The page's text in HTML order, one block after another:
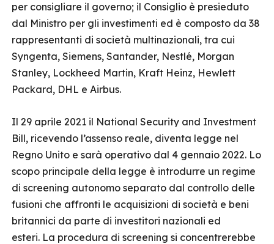
per consigliare il governo; il Consiglio è presieduto
dal Ministro per gli investimenti ed è composto da 38
rappresentanti di società multinazionali, tra cui
Syngenta, Siemens, Santander, Nestlé, Morgan
Stanley, Lockheed Martin, Kraft Heinz, Hewlett
Packard, DHL e Airbus.
Il 29 aprile 2021 il National Security and Investment
Bill, ricevendo l’assenso reale, diventa legge nel
Regno Unito e sarà operativo dal 4 gennaio 2022. Lo
scopo principale della legge è introdurre un regime
di screening autonomo separato dal controllo delle
fusioni che affronti le acquisizioni di società e beni
britannici da parte di investitori nazionali ed
esteri. La procedura di screening si concentrerebbe